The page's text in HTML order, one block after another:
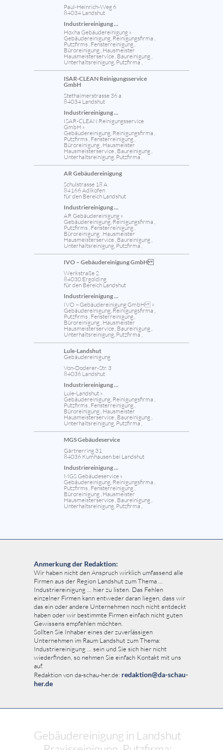
Paul-Heinrich-Weg 6
84034 Landshut
Industriereinigung ...
Hoxha Gebäudereinigung »
Gebäudereinigung, Reinigungsfirma ,
Putzfirms , Fensterreinigung ,
Büroreinigung , Hausmeister
Hausmeisterservice , Baureinigung ,
Unterhaltsreinigung, Putzfirma ,
ISAR-CLEAN Reinigungsservice
GmbH
Stethaimerstrasse 36 a
84034 Landshut
Industriereinigung ...
ISAR-CLEAN Reinigungsservice
GmbH »
Gebäudereinigung, Reinigungsfirma ,
Putzfirms , Fensterreinigung ,
Büroreinigung , Hausmeister
Hausmeisterservice , Baureinigung ,
Unterhaltsreinigung, Putzfirma ,
AR Gebäudereinigung
Schulstrasse 18 A
84166 Adlkofen
für den Bereich Landshut
Industriereinigung ...
AR Gebäudereinigung »
Gebäudereinigung, Reinigungsfirma ,
Putzfirms , Fensterreinigung ,
Büroreinigung , Hausmeister
Hausmeisterservice , Baureinigung ,
Unterhaltsreinigung, Putzfirma ,
IVO – Gebäudereinigung GmbH
Werkstraße 2
84030 Ergolding
für den Bereich Landshut
Industriereinigung ...
IVO – Gebäudereinigung GmbH »
Gebäudereinigung, Reinigungsfirma ,
Putzfirms , Fensterreinigung ,
Büroreinigung , Hausmeister
Hausmeisterservice , Baureinigung ,
Unterhaltsreinigung, Putzfirma ,
Lule-Landshut
Gebäudereinigung
Von-Doderer-Str. 3
84036 Landshut
Industriereinigung ...
Lule-Landshut »
Gebäudereinigung, Reinigungsfirma ,
Putzfirms , Fensterreinigung ,
Büroreinigung , Hausmeister
Hausmeisterservice , Baureinigung ,
Unterhaltsreinigung, Putzfirma ,
MGS Gebäudeservice
Gärtnerring 31
84036 Kumhausen bei Landshut
Industriereinigung ...
MGS Gebäudeservice »
Gebäudereinigung, Reinigungsfirma ,
Putzfirms , Fensterreinigung ,
Büroreinigung , Hausmeister
Hausmeisterservice , Baureinigung ,
Unterhaltsreinigung, Putzfirma ,
Anmerkung der Redaktion:
Wir haben nicht den Anspruch wirklich umfassend alle
Firmen aus der Region Landshut zum Thema ...
Industriereinigung ... hier zu listen. Das Fehlen
einzelner Firmen kann entweder daran liegen, dass wir
das ein oder andere Unternehmen noch nicht entdeckt
haben oder wir bestimmte Firmen einfach nicht guten
Gewissens empfehlen möchten.
Sollten Sie Inhaber eines der zuverlässigen
Unternehmen im Raum Landshut zum Thema:
Industriereinigung ... sein und Sie sich hier nicht
wiederfinden, so nehmen Sie einfach Kontakt mit uns
auf.
Redaktion von da-schau-her.de: redaktion@da-schau-
her.de
Gebäudereinigung in Landshut